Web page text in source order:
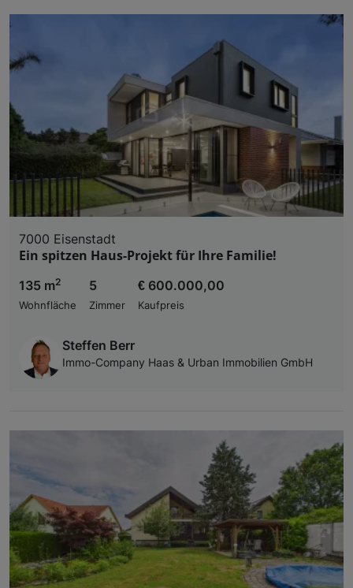
7000 Eisenstadt
Ein spitzen Haus-Projekt für Ihre Familie!
135 m2
Wohnfläche
5
Zimmer
€ 600.000,00
Kaufpreis
Steffen Berr
Immo-Company Haas & Urban Immobilien GmbH